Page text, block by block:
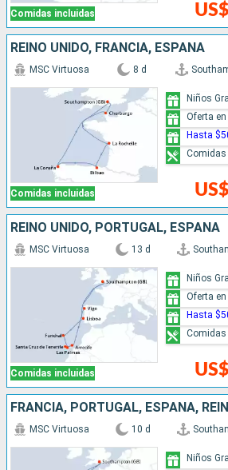
Comidas incluidas
REINO UNIDO, FRANCIA, ESPAÑA
Comidas incluidas
MSC Virtuosa 8 d
Niños
Oferta
Hasta
REINO UNIDO, PORTUGAL, ESPAÑA
Comidas incluidas
MSC Virtuosa 13 d
Niños
Oferta
Hasta
MSC Virtuosa 10 d
Niños